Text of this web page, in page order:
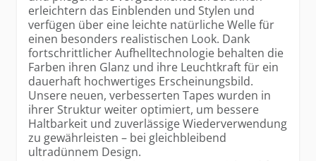
erleichtern das Einblenden und Stylen und
verfügen über eine leichte natürliche Welle für
einen besonders realistischen Look. Dank
fortschrittlicher Aufhelltechnologie behalten die
Farben ihren Glanz und ihre Leuchtkraft für ein
dauerhaft hochwertiges Erscheinungsbild.
Unsere neuen, verbesserten Tapes wurden in
ihrer Struktur weiter optimiert, um bessere
Haltbarkeit und zuverlässige Wiederverwendung
zu gewährleisten – bei gleichbleibend
ultradünnem Design.